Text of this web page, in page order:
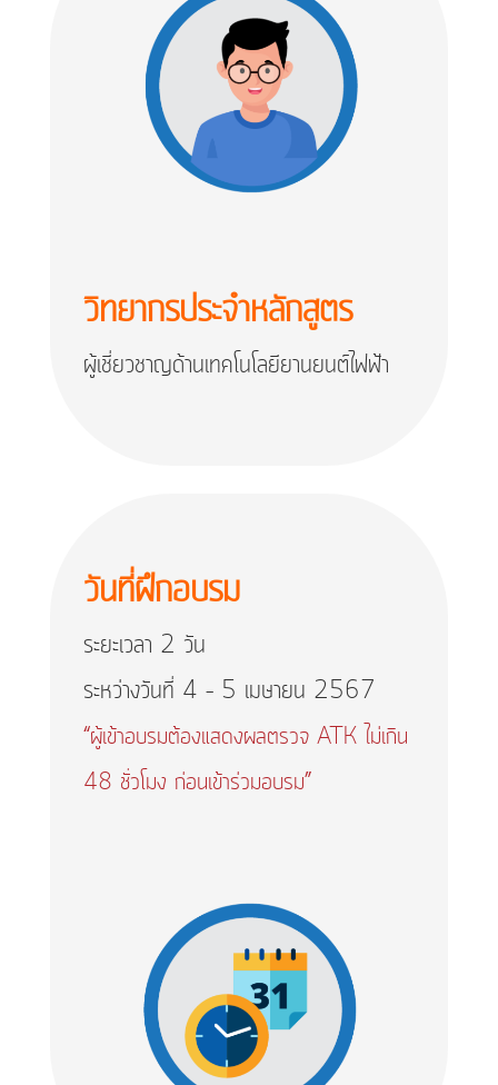
วิทยากรประจำหลักสูตร
ผู้เชี่ยวชาญด้านเทคโนโลยียานยนต์ไฟฟ้า
วันที่ฝึกอบรม
ระยะเวลา 2 วัน
ระหว่างวันที่ 4 – 5 เมษายน 2567
“ผู้เข้าอบรมต้องแสดงผลตรวจ ATK ไม่เกิน
48 ชั่วโมง ก่อนเข้าร่วมอบรม”